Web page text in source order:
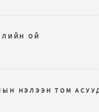
ОЙ
НЭЛЭЭН ТОМ